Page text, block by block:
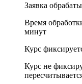
Заявка
Время
минут
Курс
Курс не